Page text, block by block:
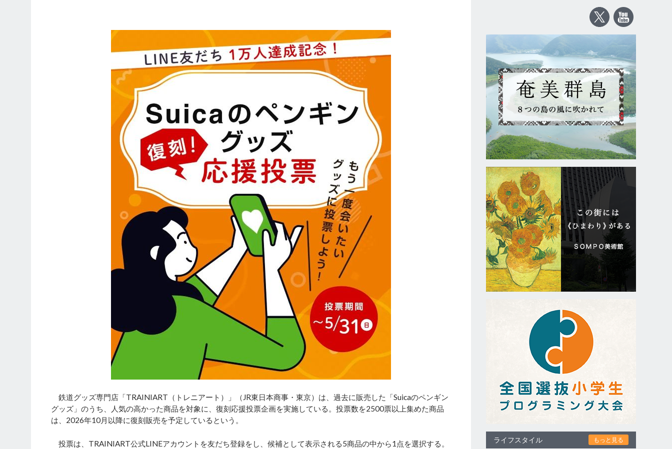
鉄道グッズ専門店「TRAINIART（トレニアート）」（JR東日本商事・東京）は、過去に販売した「Suicaのペンギン
グッズ」のうち、人気の高かった商品を対象に、復刻応援投票企画を実施している。投票数を2500票以上集めた商品
は、2026年10月以降に復刻販売を予定しているという。
投票は、TRAINIART公式LINEアカウントを友だち登録をし、候補として表示される5商品の中から1点を選択する。
ライフスタイル もっと見る